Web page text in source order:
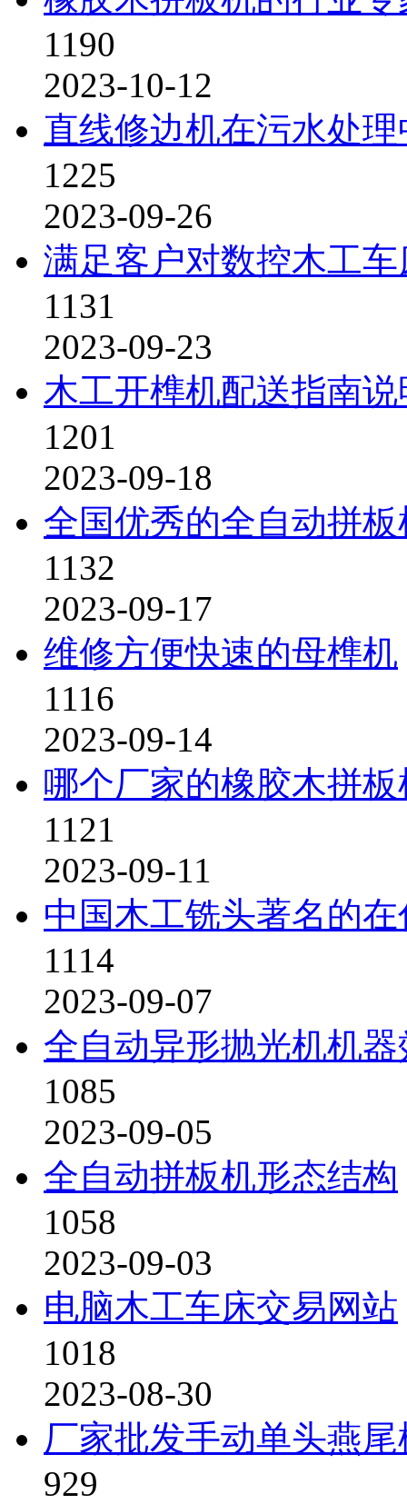
1190
2023-10-12
直线修边机在污水处
1225
2023-09-26
满足客户对数控木工
1131
2023-09-23
木工开榫机配送指南说
1201
2023-09-18
全国优秀的全自动拼
1132
2023-09-17
维修方便快速的母榫机
1116
2023-09-14
哪个厂家的橡胶木拼
1121
2023-09-11
中国木工铣头著名的
1114
2023-09-07
全自动异形抛光机机
1085
2023-09-05
全自动拼板机形态结构
1058
2023-09-03
电脑木工车床交易网站
1018
2023-08-30
厂家批发手动单头燕
929